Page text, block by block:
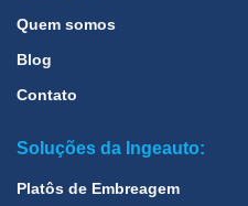
Quem somos
Blog
Contato
Soluções da Ingeauto:
Platôs de Embreagem